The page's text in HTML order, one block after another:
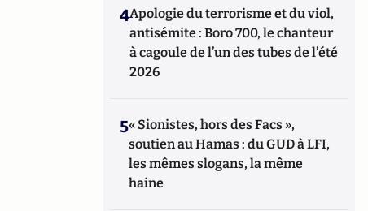
4Apologie du terrorisme et du viol,
antisémite : Boro 700, le chanteur
à cagoule de l’un des tubes de l’été
2026
5« Sionistes, hors des Facs »,
soutien au Hamas : du GUD à LFI,
les mêmes slogans, la même
haine